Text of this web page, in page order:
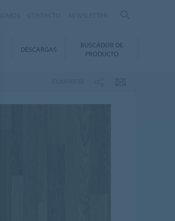
DESCARGAS
BUSCADOR DE
PRODUCTO